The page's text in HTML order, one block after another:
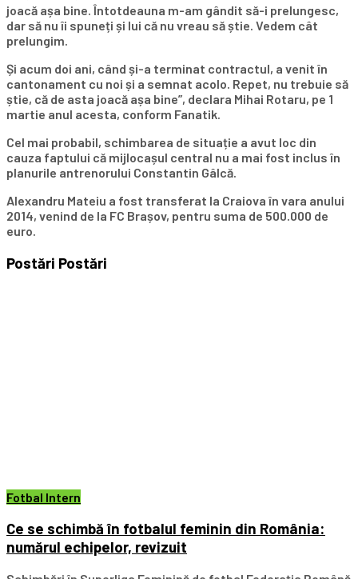
joacă așa bine. Întotdeauna m-am gândit să-i prelungesc,
dar să nu îi spuneți și lui că nu vreau să știe. Vedem cât
prelungim.
Și acum doi ani, când și-a terminat contractul, a venit în
cantonament cu noi și a semnat acolo. Repet, nu trebuie să
știe, că de asta joacă așa bine”, declara Mihai Rotaru, pe 1
martie anul acesta, conform Fanatik.
Cel mai probabil, schimbarea de situație a avut loc din
cauza faptului că mijlocașul central nu a mai fost inclus în
planurile antrenorului Constantin Gâlcă.
Alexandru Mateiu a fost transferat la Craiova în vara anului
2014, venind de la FC Brașov, pentru suma de 500.000 de
euro.
Postări Postări
Fotbal Intern
Ce se schimbă în fotbalul feminin din România:
numărul echipelor, revizuit